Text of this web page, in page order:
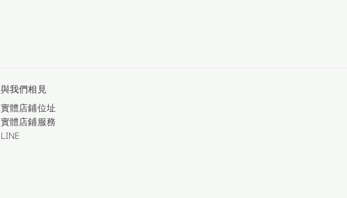
與我們相見
實體店鋪位址
實體店鋪服務
LINE